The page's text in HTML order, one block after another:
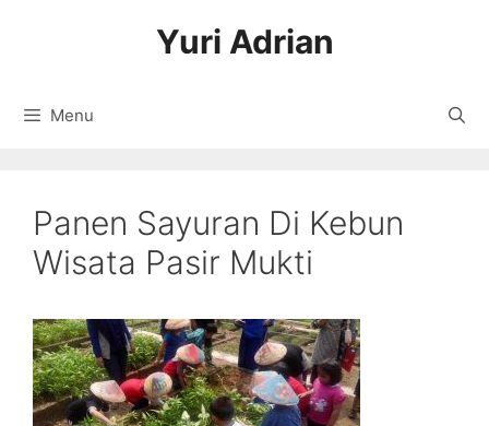
Yuri Adrian
Menu
Panen Sayuran Di Kebun
Wisata Pasir Mukti